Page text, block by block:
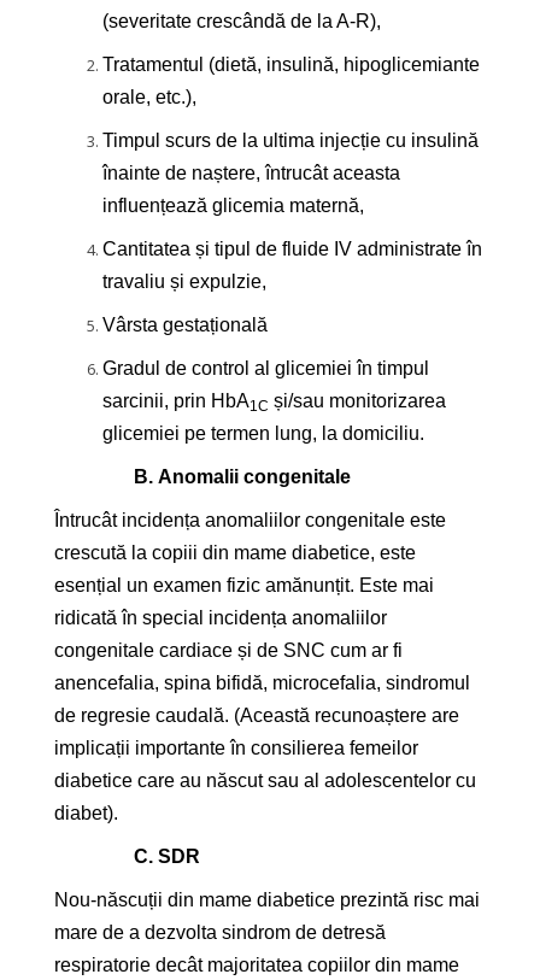
(severitate crescândă de la A-R),
Tratamentul (dietă, insulină, hipoglicemiante
orale, etc.),
Timpul scurs de la ultima injecție cu insulină
înainte de naștere, întrucât aceasta
influențează glicemia maternă,
Cantitatea și tipul de fluide IV administrate în
travaliu și expulzie,
Vârsta gestațională
Gradul de control al glicemiei în timpul
sarcinii, prin HbA1C și/sau monitorizarea
glicemiei pe termen lung, la domiciliu.
B.Anomalii congenitale
Întrucât incidența anomaliilor congenitale este
crescută la copiii din mame diabetice, este
esențial un examen fizic amănunțit. Este mai
ridicată în special incidența anomaliilor
congenitale cardiace și de SNC cum ar fi
anencefalia, spina bifidă, microcefalia, sindromul
de regresie caudală. (Această recunoaștere are
implicații importante în consilierea femeilor
diabetice care au născut sau al adolescentelor cu
diabet).
C.SDR
Nou-născuții din mame diabetice prezintă risc mai
mare de a dezvolta sindrom de detresă
respiratorie decât majoritatea copiilor din mame